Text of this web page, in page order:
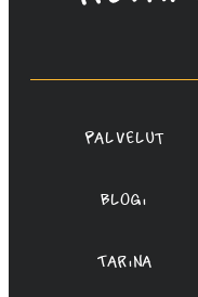
Oy
Palvelut
Blogi
Tarina